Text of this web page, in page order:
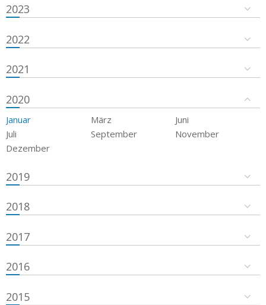
2023
2022
2021
2020
Januar März
Juni
Juli
September
November
Dezember
2019
2018
2017
2016
2015